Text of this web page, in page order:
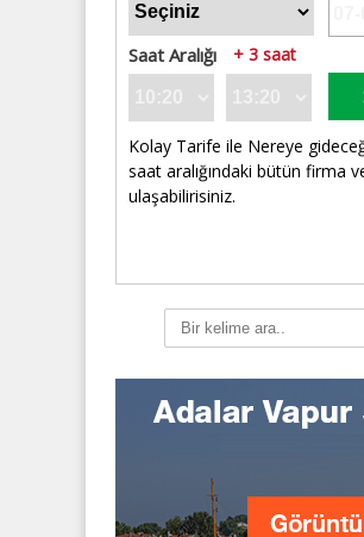
Saat Aralığı + 3 saat
Kolay Tarife ile Nereye
saat aralığındaki bütün firma
ulaşabilirisiniz.